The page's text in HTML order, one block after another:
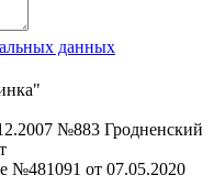
данных
№883 Гродненский
№481091 от 07.05.2020